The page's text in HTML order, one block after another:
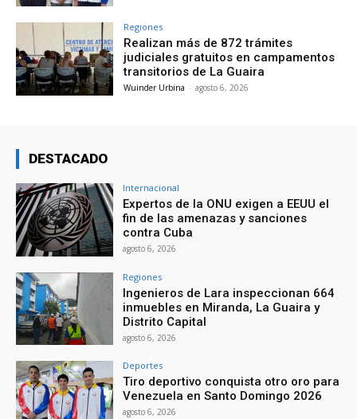
Regiones
Realizan más de 872 trámites
judiciales gratuitos en campamentos
transitorios de La Guaira
Wuinder Urbina - agosto 6, 2026
DESTACADO
Internacional
Expertos de la ONU exigen a EEUU el
fin de las amenazas y sanciones
contra Cuba
agosto 6, 2026
Regiones
Ingenieros de Lara inspeccionan 664
inmuebles en Miranda, La Guaira y
Distrito Capital
agosto 6, 2026
Deportes
Tiro deportivo conquista otro oro para
Venezuela en Santo Domingo 2026
agosto 6, 2026